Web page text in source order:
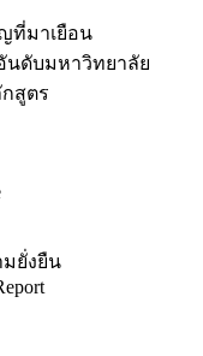
ที่มาเยือน
นดับมหาวิทยาลัย
สูตร
ยั่งยืน